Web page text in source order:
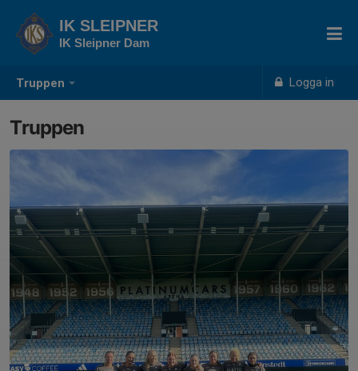
Truppen Logga in
IK SLEIPNER
IK Sleipner Dam
Truppen